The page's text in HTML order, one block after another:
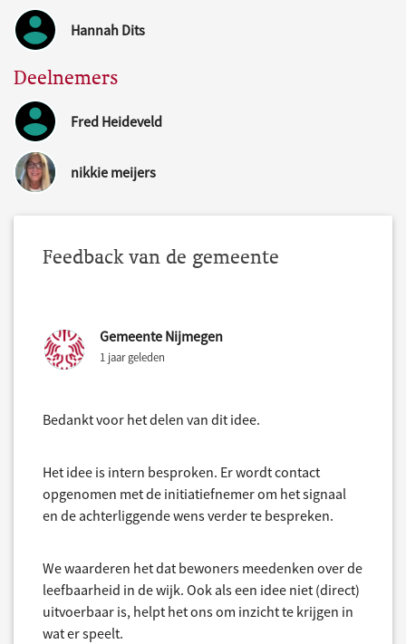
Hannah Dits
Deelnemers
Fred Heideveld
nikkie meijers
Feedback van de gemeente
Gemeente Nijmegen
1 jaar geleden
Bedankt voor het delen van dit idee.
Het idee is intern besproken. Er wordt contact
opgenomen met de initiatiefnemer om het signaal
en de achterliggende wens verder te bespreken.
We waarderen het dat bewoners meedenken over de
leefbaarheid in de wijk. Ook als een idee niet (direct)
uitvoerbaar is, helpt het ons om inzicht te krijgen in
wat er speelt.